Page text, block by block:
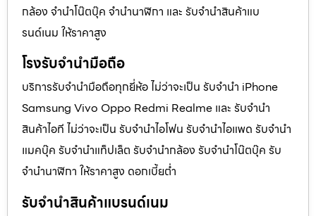
กล้อง จำนำโน๊ตบุ๊ค จำนำนาฬิกา และ รับจำนำสินค้าแบ
รนด์เนม ให้ราคาสูง
โรงรับจำนำมือถือ
บริการรับจำนำมือถือทุกยี่ห้อ ไม่ว่าจะเป็น รับจำนำ iPhone
Samsung Vivo Oppo Redmi Realme และ รับจำนำ
สินค้าไอที ไม่ว่าจะเป็น รับจำนำไอโฟน รับจำนำไอแพด รับจำนำ
แมคบุ๊ค รับจำนำแท็ปเล็ต รับจำนำกล้อง รับจำนำโน๊ตบุ๊ค รับ
จำนำนาฬิกา ให้ราคาสูง ดอกเบี้ยต่ำ
รับจำนำสินค้าแบรนด์เนม